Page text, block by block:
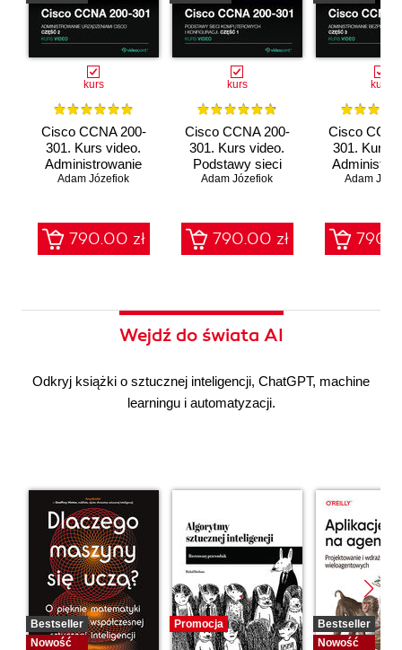
kurs
Cisco CCNA 200-
301. Kurs video.
Administrowanie
urządzeniami Cisco
Adam Józefiok
790.00 zł
kurs
Cisco CCNA 200-
301. Kurs video.
Podstawy sieci
komputerowych i
Adam Józefiok
790.00 zł
kurs
Cisco
301. Kurs
Adam
Wejdź do świata AI
Odkryj książki o sztucznej inteligencji, ChatGPT, machine
learningu i automatyzacji.
Bestseller
Nowość
Promocja
Bestseller
Nowość